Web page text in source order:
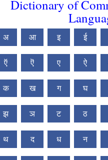
Dictionary of
अ आ इ ई
ऍ ऎ ए ऐ
क ख ग घ
झ ञ ट ठ
थ द ध न